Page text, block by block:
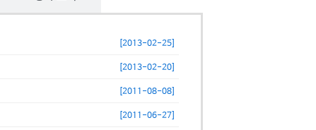
[2013-02-25]
[2013-02-20]
[2011-08-08]
[2011-06-27]